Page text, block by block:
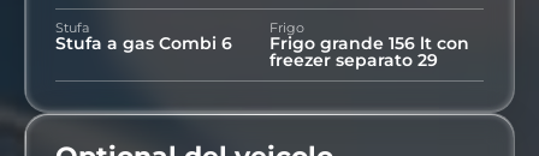
Stufa
Stufa a gas Combi 6
Frigo
Frigo grande 156 lt con
freezer separato 29